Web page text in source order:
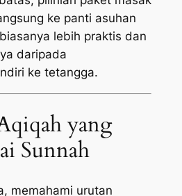
ke panti asuhan
lebih praktis dan
daripada
ke tetangga.
yang
Sunnah
memahami urutan